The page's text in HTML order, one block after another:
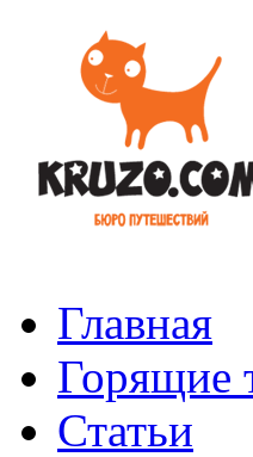
Главная
Горящие
Статьи